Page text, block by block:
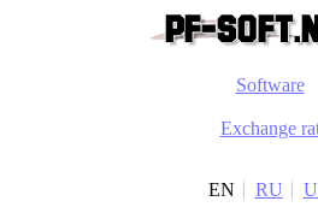
Software
Exchange
EN RU